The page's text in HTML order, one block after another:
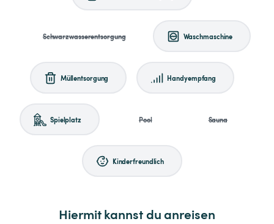
Schwarzwasserentsorgung Waschmaschine
Müllentsorgung Handyempfang
Spielplatz Pool Sauna
Kinderfreundlich
Hiermit kannst du anreisen